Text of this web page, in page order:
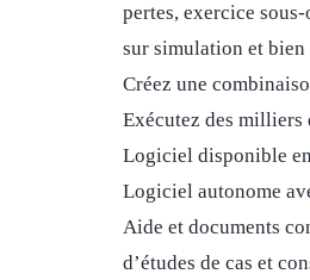
pertes, exercice
sur simulation et bien
Créez une
Exécutez des milliers
Logiciel disponible
Logiciel autonome
Aide et documents
d’études de cas et